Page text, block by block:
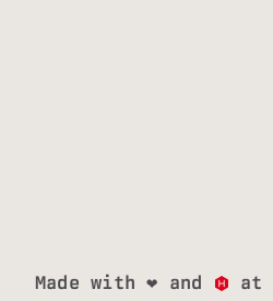
Made with ❤ and at